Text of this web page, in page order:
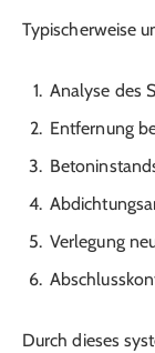
Typischerweise
Analyse des
Entfernung
Verlegung
Durch dieses